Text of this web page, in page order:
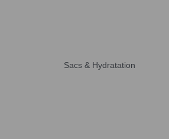
Sacs & Hydratation